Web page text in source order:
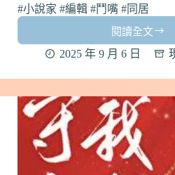
#小說家 #編輯 #鬥嘴 #同居
閱讀全文
【月
光
奏
曲】
by
青
浼
｜
中
2025 年 9 月 6 日